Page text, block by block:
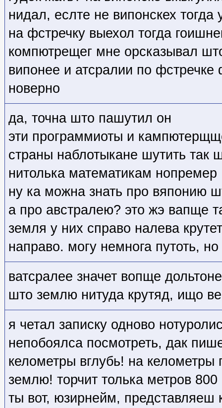
нидал, еслте не випонскех
на фстречку выехол тогда
компютрещег мне орсказывал
випонее и атсралии по
новерно
да, точна што пашутил он
эти программиоты и
страны наблотыкане шутить так
нитолька математикам нопремер
ну ка можна знать про вяпонию
а про австралею? это жэ вапще
земля у них справо налева
направо. могу немнога путоть,
ватсралее значет вопще
што землю нитуда крутяд, ищо
я четал записку одново
непобоялса посмотреть, дак
келометры вглубь! на келометры
землю! торчит толька метров
ты вот, юзирнейм, представляеш